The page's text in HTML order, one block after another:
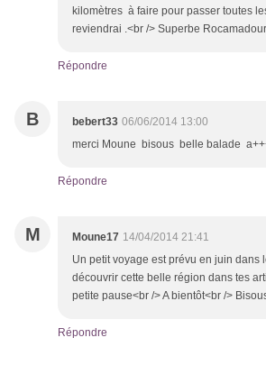
kilomètres à faire pour passer toutes
reviendrai .<br /> Superbe Rocamadour
Répondre
B bebert33 06/06/2014 13:00
merci Moune bisous belle balade
Répondre
M Moune17 14/04/2014 21:41
Un petit voyage est prévu en juin dans
découvrir cette belle région dans tes
petite pause<br /> A bientôt<br />
Répondre